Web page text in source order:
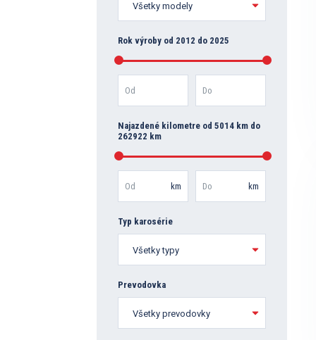
Rok výroby od 2012 do 2025
Od Do
Najazdené kilometre od 5014 km do
262922 km
Od km Do km
Typ karosérie
Prevodovka